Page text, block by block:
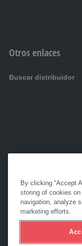
Otros enlaces
Buscar distribuidor
By clicking “Accept
storing of cookies
navigation, analyze
marketing efforts.